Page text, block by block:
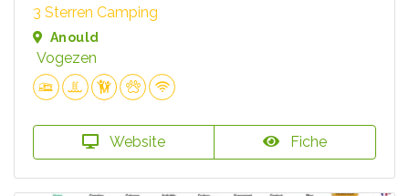
3 Sterren Camping
Anould
Vogezen
Website Fiche